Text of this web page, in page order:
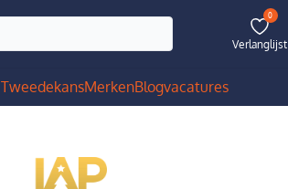
0
Verlanglijst
TweedekansMerkenBlogvacatures